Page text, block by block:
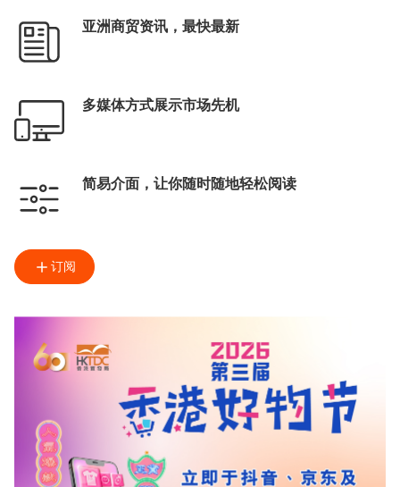
亚洲商贸资讯，最快最新
多媒体方式展示市场先机
简易介面，让你随时随地轻松阅读
订阅